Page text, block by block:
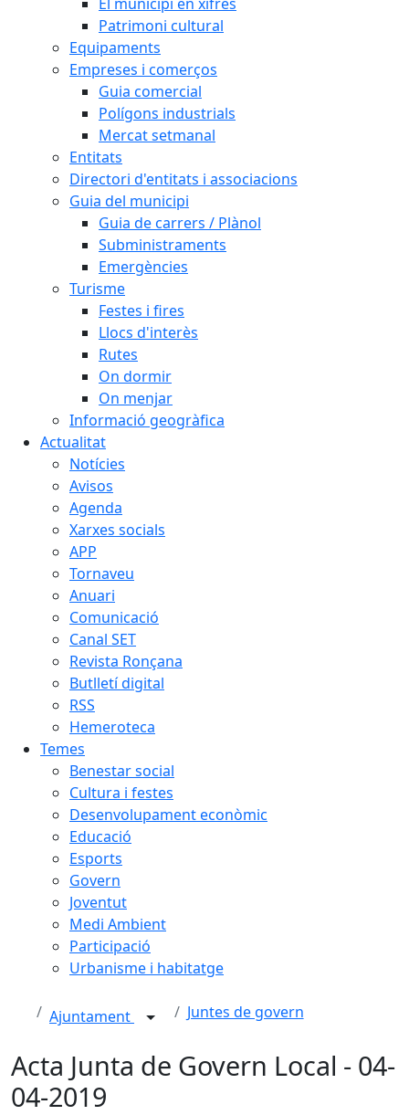
Patrimoni cultural
Equipaments
Empreses i comerços
Guia comercial
Polígons industrials
Mercat setmanal
Entitats
Directori d'entitats i associacions
Guia del municipi
Guia de carrers / Plànol
Subministraments
Emergències
Turisme
Festes i fires
Llocs d'interès
Rutes
On dormir
On menjar
Informació geogràfica
Actualitat
Notícies
Avisos
Agenda
Xarxes socials
APP
Tornaveu
Anuari
Comunicació
Canal SET
Revista Ronçana
Butlletí digital
RSS
Hemeroteca
Temes
Benestar social
Cultura i festes
Desenvolupament econòmic
Educació
Esports
Govern
Joventut
Medi Ambient
Participació
Urbanisme i habitatge
Ajuntament Juntes de govern
Acta Junta de Govern Local - 04-
04-2019